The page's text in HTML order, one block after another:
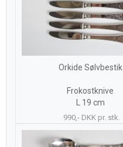
Orkide Sølvbestik
Frokostknive
L 19 cm
990,- DKK pr. stk.